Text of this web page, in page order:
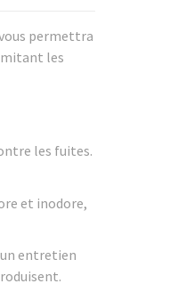
permettra
les
les fuites.
et inodore,
entretien